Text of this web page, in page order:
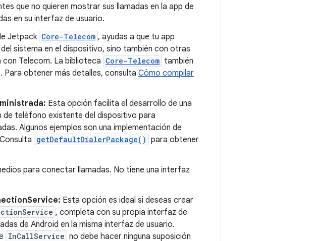
que no quieren mostrar sus llamadas en la app de
en su interfaz de usuario.
Jetpack Core-Telecom , ayudas a que tu app
sistema en el dispositivo, sino también con otras
con Telecom. La biblioteca Core-Telecom también
Para obtener más detalles, consulta Cómo compilar
Esta opción facilita el desarrollo de una
de teléfono existente del dispositivo para
Algunos ejemplos son una implementación de
getDefaultDialerPackage() para obtener
para conectar llamadas. No tiene una interfaz
Esta opción es ideal si deseas crear
, completa con su propia interfaz de
de Android en la misma interfaz de usuario.
InCallService no debe hacer ninguna suposición